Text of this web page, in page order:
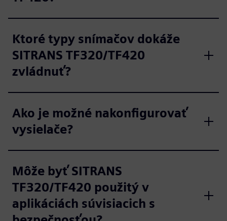
Ktoré typy snímačov dokáže
SITRANS TF320/TF420
zvládnuť?
Ako je možné nakonfigurovať
vysielače?
Môže byť SITRANS
TF320/TF420 použitý v
aplikáciách súvisiacich s